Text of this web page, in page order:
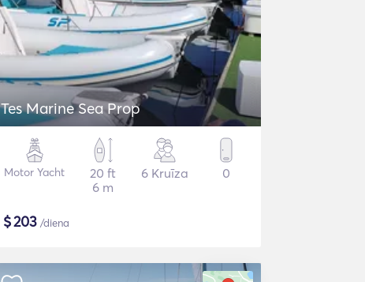
Tes Marine Sea Prop
Motor Yacht
20 ft
6 m
6 Kruīza 0
$203 /diena